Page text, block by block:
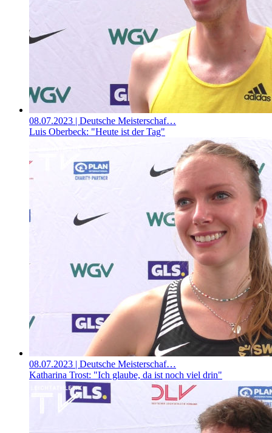
08.07.2023 | Deutsche Meisterschaf…
Luis Oberbeck: "Heute ist der Tag"
08.07.2023 | Deutsche Meisterschaf…
Katharina Trost: "Ich glaube, da ist noch viel drin"